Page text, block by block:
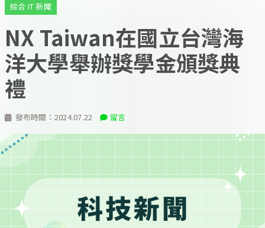
發布時間： 2024.07.22 留言
綜合 IT 新聞
NX Taiwan在國立台灣海
洋大學舉辦獎學金頒獎典
禮